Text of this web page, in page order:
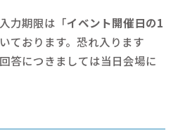
力期限は「イベント開催日の1
ております。恐れ入ります
答につきましては当日会場に